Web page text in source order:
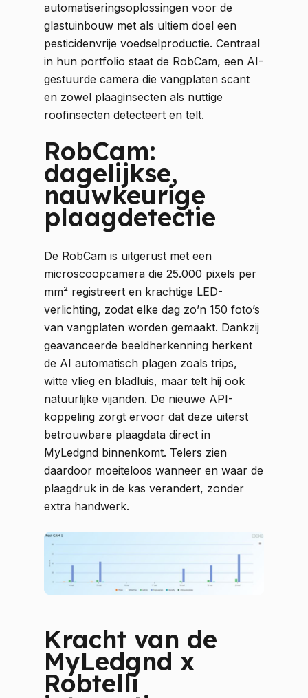
automatiseringsoplossingen voor de
glastuinbouw met als ultiem doel een
pesticidenvrije voedselproductie. Centraal
in hun portfolio staat de RobCam, een AI-
gestuurde camera die vangplaten scant
en zowel plaaginsecten als nuttige
roofinsecten detecteert en telt.
RobCam:
dagelijkse,
nauwkeurige
plaagdetectie
De RobCam is uitgerust met een
microscoopcamera die 25.000 pixels per
mm² registreert en krachtige LED-
verlichting, zodat elke dag zo’n 150 foto’s
van vangplaten worden gemaakt. Dankzij
geavanceerde beeldherkenning herkent
de AI automatisch plagen zoals trips,
witte vlieg en bladluis, maar telt hij ook
natuurlijke vijanden. De nieuwe API-
koppeling zorgt ervoor dat deze uiterst
betrouwbare plaagdata direct in
MyLedgnd binnenkomt. Telers zien
daardoor moeiteloos wanneer en waar de
plaagdruk in de kas verandert, zonder
extra handwerk.
Kracht van de
MyLedgnd x
Robtelli